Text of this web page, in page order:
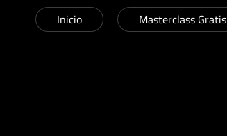
Inicio Masterclass Gratis